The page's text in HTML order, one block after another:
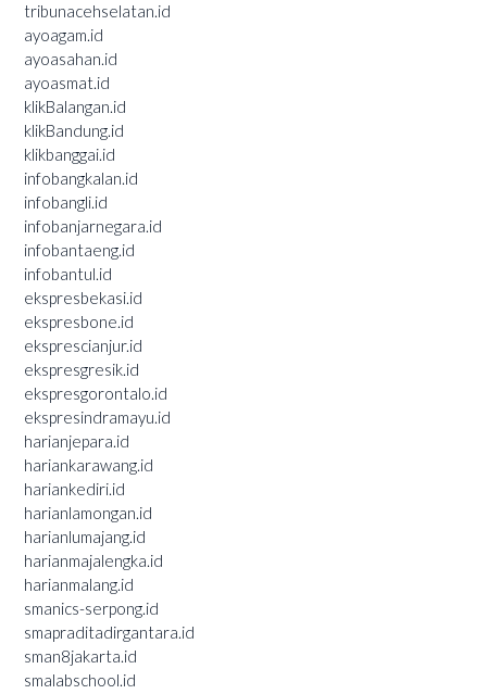
tribunacehselatan.id
ayoagam.id
ayoasahan.id
ayoasmat.id
klikBalangan.id
klikBandung.id
klikbanggai.id
infobangkalan.id
infobangli.id
infobanjarnegara.id
infobantaeng.id
infobantul.id
ekspresbekasi.id
ekspresbone.id
eksprescianjur.id
ekspresgresik.id
ekspresgorontalo.id
ekspresindramayu.id
harianjepara.id
hariankarawang.id
hariankediri.id
harianlamongan.id
harianlumajang.id
harianmajalengka.id
harianmalang.id
smanics-serpong.id
smapraditadirgantara.id
sman8jakarta.id
smalabschool.id